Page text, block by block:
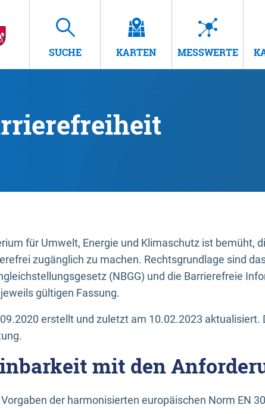
SUCHE KARTEN MESSWERTE
für Umwelt, Energie und Klimaschutz ist bemüht,
zugänglich zu machen. Rechtsgrundlage sind
(NBGG) und die Barrierefreie
gültigen Fassung.
erstellt und zuletzt am 10.02.2023 aktualisiert.
mit den
der harmonisierten europäischen Norm EN